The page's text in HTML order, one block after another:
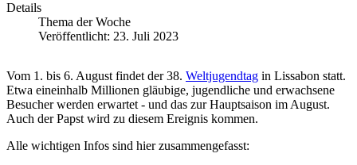
Details
Thema der Woche
Veröffentlicht: 23. Juli 2023
Vom 1. bis 6. August findet der 38. Weltjugendtag in Lissabon statt.
Etwa eineinhalb Millionen gläubige, jugendliche und erwachsene
Besucher werden erwartet - und das zur Hauptsaison im August.
Auch der Papst wird zu diesem Ereignis kommen.
Alle wichtigen Infos sind hier zusammengefasst: